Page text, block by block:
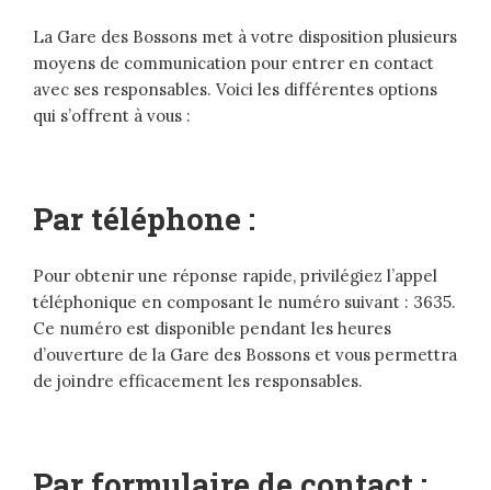
La Gare des Bossons met à votre disposition plusieurs
moyens de communication pour entrer en contact
avec ses responsables. Voici les différentes options
qui s’offrent à vous :
Par téléphone :
Pour obtenir une réponse rapide, privilégiez l’appel
téléphonique en composant le numéro suivant : 3635.
Ce numéro est disponible pendant les heures
d’ouverture de la Gare des Bossons et vous permettra
de joindre efficacement les responsables.